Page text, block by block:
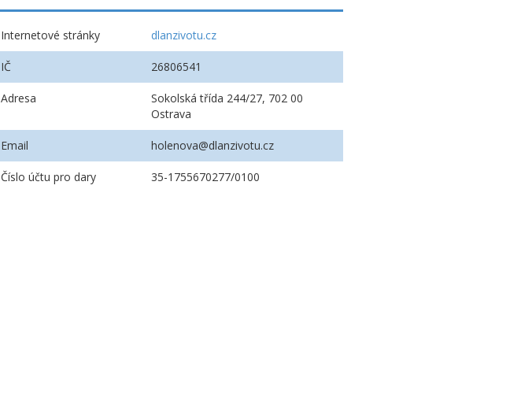
Internetové stránky dlanzivotu.cz
IČ 26806541
Adresa
Sokolská třída 244/27, 702 00
Ostrava
Email holenova@dlanzivotu.cz
Číslo účtu pro dary 35-1755670277/0100